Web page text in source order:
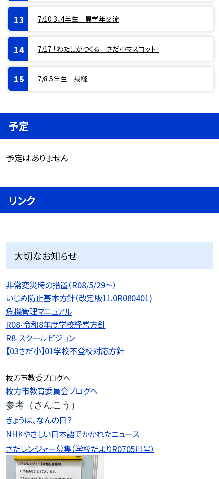
7/10 3、4年生 異学年交流
7/17 「わたしがつくる さだ小マスコット」
7/8 5年生 裁縫
予定
予定はありません
リンク
大切なお知らせ
非常変災時の措置（R08/5/29〜）
いじめ防止基本方針（改定版11.0R080401)
危機管理マニュアル
R08-令和8年度学校経営方針
R8-スクールビジョン
【03さだ小】01学校不登校対応方針
枚方市教委ブログへ
枚方市教育委員会ブログへ
参考（さんこう）
きょうは、なんの日？
NHKやさしい日本語でかかれたニュース
さだレンジャー募集（学校だよりR0705月号）